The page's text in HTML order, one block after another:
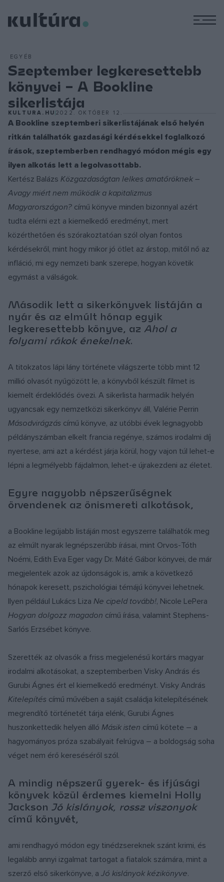
EGYÉB
Szeptember legkeresettebb
könyvei – A Bookline
sikerlistája
KULTURA.HU 2022. OKTÓBER 12.
A Bookline szeptemberi sikerlistájának első helyén
ritkán találhatók gazdasági kérdésekkel foglalkozó
írások, szeptemberben rendhagyó módon mégis egy
ilyen alkotás lett a legolvasottabb.
Kertész Balázs Közgazdaságtan lelkes amatőröknek –
Avagy miért nem működik a kapitalizmus
Magyarországon? című könyve minden bizonnyal azért
tudta elérni ezt a kiemelkedő eredményt, mert
közérthetően és szórakoztatóan szól olyan fontos
kérdésekről, mint hogy mikor jó ötlet az árstop, mitől nő az
infláció, mi egy nemzeti bank szerepe, hogyan követik
egymást a válságok.
Második lett a sikerkönyvek listáján a
nyár és az elmúlt hónap egyik
legkeresettebb könyve, az Ahol a
folyami rákok énekelnek.
A titokzatos lápi lány története világszerte több mint 12
millió olvasót nyűgözött le, a könyvből készült filmet is
kiemelt érdeklődés övezi. A sikerlista harmadik helyén
ugyancsak egy nemzetközi sikerkönyv áll, Valérie Perrin
Másodvirágzás című könyve, az utóbbi évek legnagyobb
példányszámban elkelt francia regénye, számos irodalmi díj
nyertese, ami azt a kérdést járja körül, hogy vajon túl lehet-e
lépni a legmélyebb fájdalmon, lehet-e újrakezdeni az életet.
Egyre nagyobb népszerűségnek
örvendenek az önismereti alkotások,
a Bookline legújabb listáján most egyszerre találhatók meg
az elmúlt nyarak legnépszerűbb írásai, mint Orvos-Tóth
Noémi, Edith Eva Eger vagy Dr. Máté Gábor könyvei, de már
megjelentek azok az újdonságok is, amik a következő
hónapok keresett, pszichológiai témájú könyvei lehetnek.
Ilyen például Lukács Liza Ne cipeld tovább!, Nicole LePera
Hogyan dolgozz magadon című írása, valamint Stephens-
Sarlós Erzsébet könyve.
Szerették az olvasók a friss megjelenésű kortárs magyar
irodalmi alkotásokat, a szeptemberben Visky András és
Gurubi Ágnes ért el kiemelkedő eredményt. Visky András
Kitelepítés című művében a saját családja kitelepítésének
megrendítő történetét tárja elénk, Gurubi Ágnes
huszonkettedik helyen álló Másik isten című kötete – a
hagyományos próza szabályait felrúgva – a boldogság soha
véget nem érő kereséséről szól.
A mindig népszerű gyerek- és ifjúsági
könyvek közül érdemes kiemelni Holly
Jackson Jó kislányok, rossz viszonyok
című könyvét,
ami rendhagyó módon egy tinédzsereknek szánt krimi, és
legalább annyi izgalmat tartogat a fiatalok számára, mint a
szerző első sikerkönyve, a Jó kislányok kézikönyve.